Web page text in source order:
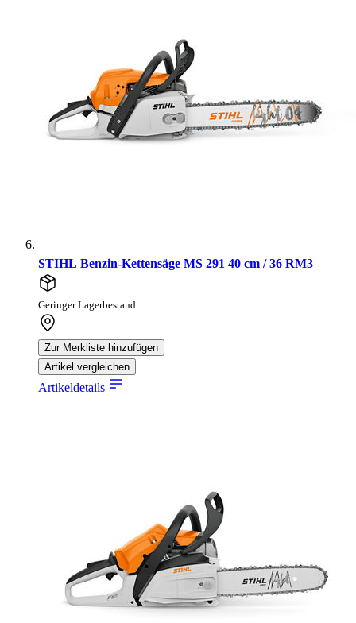
STIHL Benzin-Kettensäge MS 291 40 cm / 36 RM3
Geringer Lagerbestand
Zur Merkliste hinzufügen
Artikel vergleichen
Artikeldetails